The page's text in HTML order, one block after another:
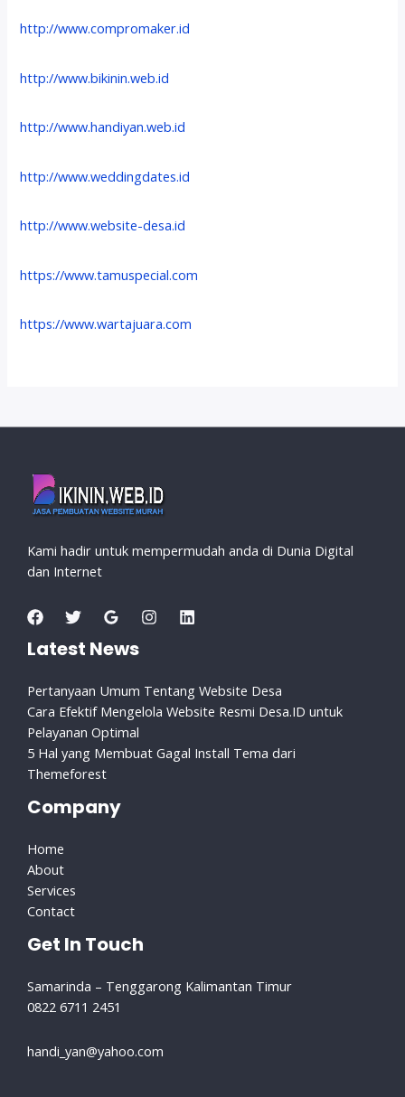
http://www.compromaker.id
http://www.bikinin.web.id
http://www.handiyan.web.id
http://www.weddingdates.id
http://www.website-desa.id
https://www.tamuspecial.com
https://www.wartajuara.com
Kami hadir untuk mempermudah anda di Dunia Digital
dan Internet
Latest News
Pertanyaan Umum Tentang Website Desa
Cara Efektif Mengelola Website Resmi Desa.ID untuk
Pelayanan Optimal
5 Hal yang Membuat Gagal Install Tema dari
Themeforest
Company
Home
About
Services
Contact
Get In Touch
Samarinda – Tenggarong Kalimantan Timur
0822 6711 2451
handi_yan@yahoo.com